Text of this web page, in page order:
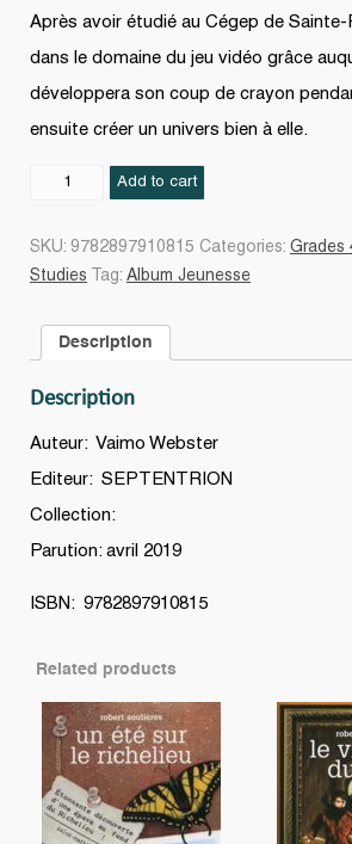
Après avoir étudié au Cégep de Sainte-
dans le domaine du jeu vidéo grâce
développera son coup de crayon
ensuite créer un univers bien à elle.
premier
esclave
quantity
Add to cart
SKU: 9782897910815 Categories: Grades
Studies
Tag: Album Jeunesse
Description
Description
Auteur: Vaimo Webster
Editeur: SEPTENTRION
Collection:
Parution: avril 2019
ISBN: 9782897910815
Related products